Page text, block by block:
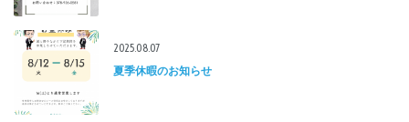
2025.08.07
夏季休暇のお知らせ